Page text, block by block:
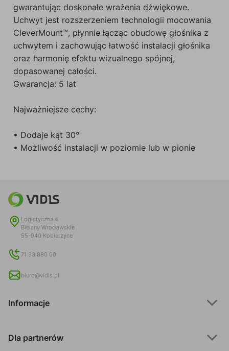
gwarantując doskonałe wrażenia dźwiękowe.
Uchwyt jest rozszerzeniem technologii mocowania
CleverMount™, płynnie łącząc obudowę głośnika z
uchwytem i zachowując łatwość instalacji głośnika
oraz harmonię efektu wizualnego spójnej,
dopasowanej całości.
Gwarancja: 5 lat
Najważniejsze cechy:
• Dodaje kąt 30°
• Możliwość instalacji w poziomie lub w pionie
Logistyczna 4
Bielany Wrocławskie
55-040 Kobierzyce
71 33 880 00
biuro@vidis.pl
Informacje
Dla partnerów